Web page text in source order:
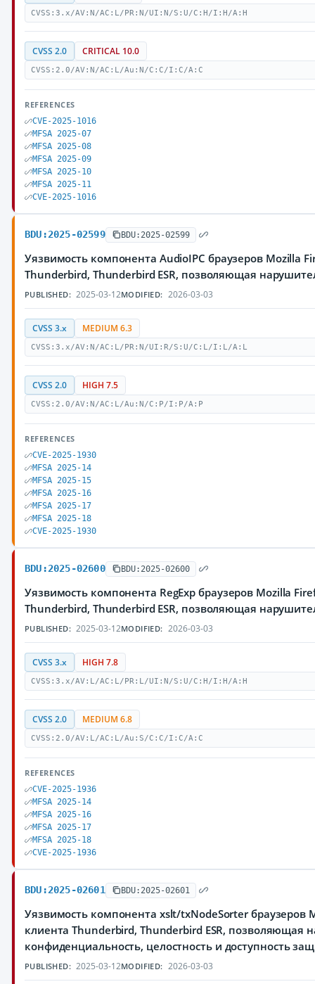
CVSS:3.x/AV:N/AC:L/PR:N/UI:N/S:U/C:H/I:H/A:H
CVSS 2.0 CRITICAL 10.0
CVSS:2.0/AV:N/AC:L/Au:N/C:C/I:C/A:C
REFERENCES
CVE-2025-1016
MFSA 2025-07
MFSA 2025-08
MFSA 2025-09
MFSA 2025-10
MFSA 2025-11
CVE-2025-1016
BDU:2025-02599 BDU:2025-02599
Уязвимость компонента AudioIPC браузеров Mozilla
Thunderbird, Thunderbird ESR, позволяющая
PUBLISHED: 2025-03-12MODIFIED: 2026-03-03
CVSS 3.x MEDIUM 6.3
CVSS:3.x/AV:N/AC:L/PR:N/UI:R/S:U/C:L/I:L/A:L
CVSS 2.0 HIGH 7.5
CVSS:2.0/AV:N/AC:L/Au:N/C:P/I:P/A:P
REFERENCES
CVE-2025-1930
MFSA 2025-14
MFSA 2025-15
MFSA 2025-16
MFSA 2025-17
MFSA 2025-18
CVE-2025-1930
BDU:2025-02600 BDU:2025-02600
Уязвимость компонента RegExp браузеров Mozilla
Thunderbird, Thunderbird ESR, позволяющая
PUBLISHED: 2025-03-12MODIFIED: 2026-03-03
CVSS 3.x HIGH 7.8
CVSS:3.x/AV:L/AC:L/PR:L/UI:N/S:U/C:H/I:H/A:H
CVSS 2.0 MEDIUM 6.8
CVSS:2.0/AV:L/AC:L/Au:S/C:C/I:C/A:C
REFERENCES
CVE-2025-1936
MFSA 2025-14
MFSA 2025-16
MFSA 2025-17
MFSA 2025-18
CVE-2025-1936
BDU:2025-02601 BDU:2025-02601
Уязвимость компонента xslt/txNodeSorter браузеров
клиента Thunderbird, Thunderbird ESR, позволяющая
конфиденциальность, целостность и доступность
PUBLISHED: 2025-03-12MODIFIED: 2026-03-03